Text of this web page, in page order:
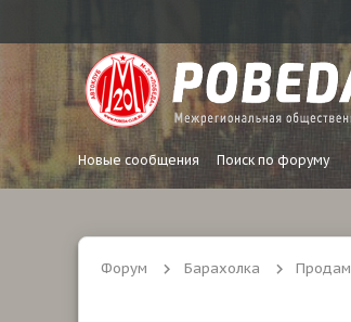
Новые сообщения Поиск по форуму
Форум Барахолка Продам